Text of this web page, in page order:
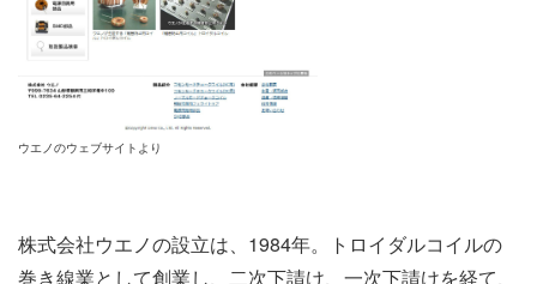
ウエノのウェブサイトより
株式会社ウエノの設立は、1984年。トロイダルコイルの
巻き線業として創業し、二次下請け、一次下請けを経て、